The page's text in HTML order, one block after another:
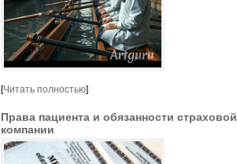
[Читать полностью]
Права пациента и обязанности страховой
компании